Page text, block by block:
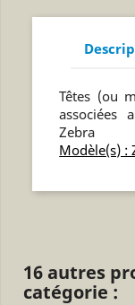
Têtes (ou
associées
Zebra
Modèle(s) :
16 autres
catégorie :